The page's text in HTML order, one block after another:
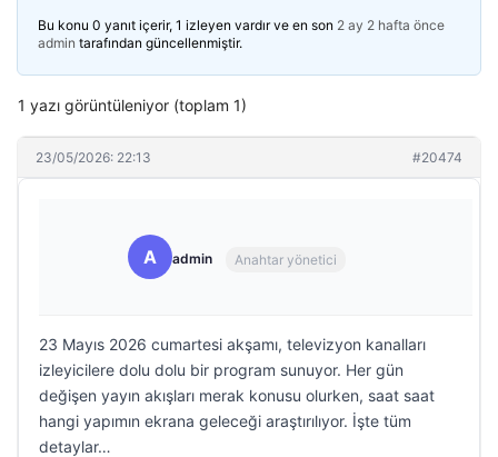
Bu konu 0 yanıt içerir, 1 izleyen vardır ve en son 2 ay 2 hafta önce
admin tarafından güncellenmiştir.
1 yazı görüntüleniyor (toplam 1)
23/05/2026: 22:13 #20474
A admin Anahtar yönetici
23 Mayıs 2026 cumartesi akşamı, televizyon kanalları
izleyicilere dolu dolu bir program sunuyor. Her gün
değişen yayın akışları merak konusu olurken, saat saat
hangi yapımın ekrana geleceği araştırılıyor. İşte tüm
detaylar…